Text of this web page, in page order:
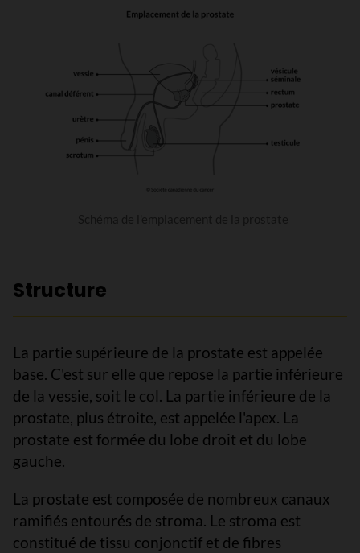
Structure
La partie supérieure de la prostate est appelée
base. C'est sur elle que repose la partie inférieure
de la vessie, soit le col. La partie inférieure de la
prostate, plus étroite, est appelée l'apex. La
prostate est formée du lobe droit et du lobe
gauche.
La prostate est composée de nombreux canaux
ramifiés entourés de stroma. Le stroma est
constitué de tissu conjonctif et de fibres